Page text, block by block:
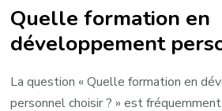
Quelle formation en
développement
La question « Quelle formation en
personnel choisir ? » est